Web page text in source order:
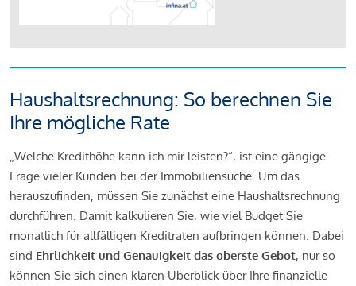
Haushaltsrechnung: So berechnen Sie
Ihre mögliche Rate
„Welche Kredithöhe kann ich mir leisten?“, ist eine gängige
Frage vieler Kunden bei der Immobiliensuche. Um das
herauszufinden, müssen Sie zunächst eine Haushaltsrechnung
durchführen. Damit kalkulieren Sie, wie viel Budget Sie
monatlich für allfälligen Kreditraten aufbringen können. Dabei
sind Ehrlichkeit und Genauigkeit das oberste Gebot, nur so
können Sie sich einen klaren Überblick über Ihre finanzielle